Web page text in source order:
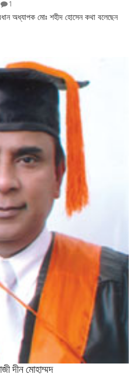
1
অধ্যাপক মোঃ শহীদ হোসেন কথা বলেছেন
দীন মোহাম্মদ